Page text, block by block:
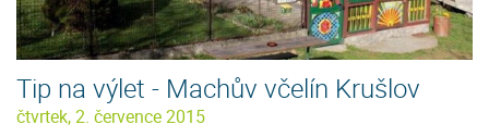
Tip na výlet - Machův včelín Krušlov
čtvrtek, 2. července 2015